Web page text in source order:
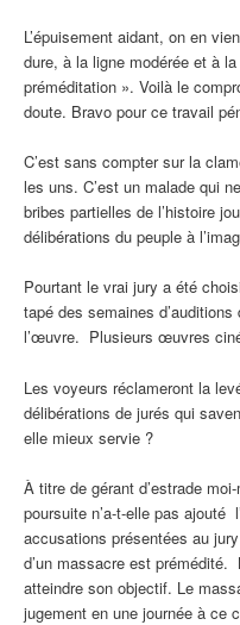
L’épuisement aidant, on en
dure, à la ligne modérée et à
préméditation ». Voilà le
doute. Bravo pour ce travail
C’est sans compter sur la
les uns. C’est un malade qui
bribes partielles de l’histoire
délibérations du peuple à
Pourtant le vrai jury a été
tapé des semaines
l’œuvre. Plusieurs œuvres
Les voyeurs réclameront la
délibérations de jurés qui
elle mieux servie ?
À titre de gérant d’estrade
poursuite n’a-t-elle pas ajouté
accusations présentées au
d’un massacre est prémédité.
atteindre son objectif. Le
jugement en une journée à ce